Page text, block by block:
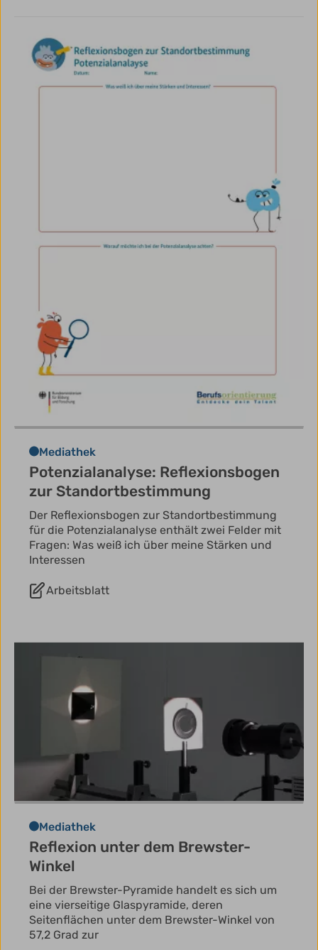
Mediathek
Potenzialanalyse: Reflexionsbogen
zur Standortbestimmung
Der Reflexionsbogen zur Standortbestimmung
für die Potenzialanalyse enthält zwei Felder mit
Fragen: Was weiß ich über meine Stärken und
Interessen
Arbeitsblatt
Mediathek
Reflexion unter dem Brewster-
Winkel
Bei der Brewster-Pyramide handelt es sich um
eine vierseitige Glaspyramide, deren
Seitenflächen unter dem Brewster-Winkel von
57,2 Grad zur